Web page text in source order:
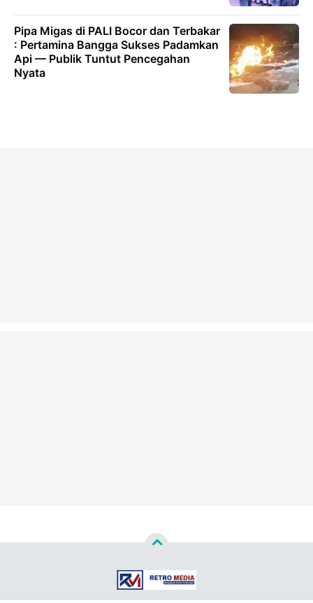
Pipa Migas di PALI Bocor dan Terbakar
: Pertamina Bangga Sukses Padamkan
Api — Publik Tuntut Pencegahan
Nyata